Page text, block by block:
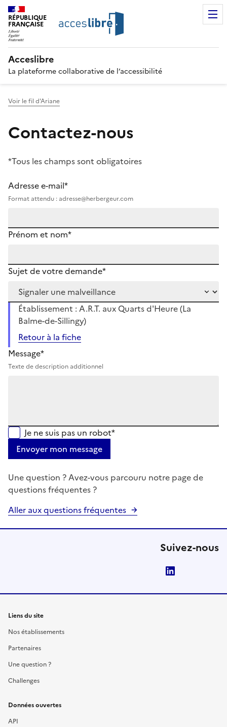
RÉPUBLIQUE
FRANÇAISE
Acceslibre
La plateforme collaborative de l’accessibilité
Voir le fil d'Ariane
Contactez-nous
*Tous les champs sont obligatoires
Adresse e-mail*
Format attendu : adresse@herbergeur.com
Prénom et nom*
Sujet de votre demande*
Établissement : A.R.T. aux Quarts d'Heure (La
Balme-de-Sillingy)
Retour à la fiche
Message*
Texte de description additionnel
Je ne suis pas un robot*
Envoyer mon message
Une question ? Avez-vous parcouru notre page de
questions fréquentes ?
Aller aux questions fréquentes
Suivez-nous
Liens du site
Nos établissements
Partenaires
Une question ?
Challenges
Données ouvertes
API